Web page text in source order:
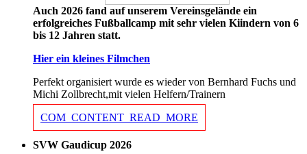
Auch 2026 fand auf unserem Vereinsgelände ein
erfolgreiches Fußballcamp mit sehr vielen Kiindern von 6
bis 12 Jahren statt.
Hier ein kleines Filmchen
Perfekt organisiert wurde es wieder von Bernhard Fuchs und
Michi Zollbrecht,mit vielen Helfern/Trainern
COM_CONTENT_READ_MORE
SVW Gaudicup 2026